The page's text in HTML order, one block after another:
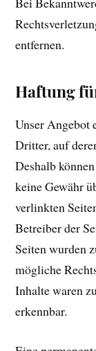
entfernen.
Haftung
Unser Angebot
Dritter, auf
Deshalb
keine Gewähr
verlinkten
Betreiber der
Seiten wurden
mögliche
Inhalte waren
erkennbar.